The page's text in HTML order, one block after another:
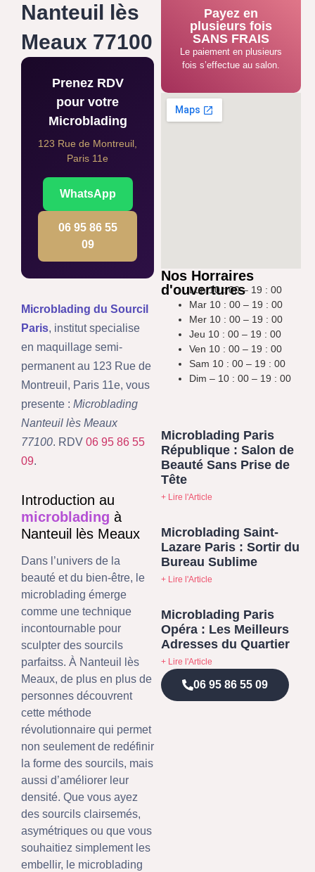
Nanteuil lès
Meaux 77100
Prenez RDV
pour votre
Microblading
123 Rue de Montreuil,
Paris 11e
WhatsApp
06 95 86 55
09
Microblading du Sourcil
Paris, institut specialise
en maquillage semi-
permanent au 123 Rue de
Montreuil, Paris 11e, vous
presente : Microblading
Nanteuil lès Meaux
77100. RDV 06 95 86 55
09.
Introduction au
microblading à
Nanteuil lès Meaux
Dans l’univers de la
beauté et du bien-être, le
microblading émerge
comme une technique
incontournable pour
sculpter des sourcils
parfaitss. À Nanteuil lès
Meaux, de plus en plus de
personnes découvrent
cette méthode
révolutionnaire qui permet
non seulement de redéfinir
la forme des sourcils, mais
aussi d’améliorer leur
densité. Que vous ayez
des sourcils clairsemés,
asymétriques ou que vous
souhaitiez simplement les
embellir, le microblading
Payez en
plusieurs fois
SANS FRAIS
Le paiement en plusieurs
fois s’effectue au salon.
Nos Horraires
d'ouvertures
Lun 10 : 00 – 19 : 00
Mar 10 : 00 – 19 : 00
Mer 10 : 00 – 19 : 00
Jeu 10 : 00 – 19 : 00
Ven 10 : 00 – 19 : 00
Sam 10 : 00 – 19 : 00
Dim – 10 : 00 – 19 : 00
Microblading Paris
République : Salon de
Beauté Sans Prise de
Tête
+ Lire l'Article
Microblading Saint-
Lazare Paris : Sortir du
Bureau Sublime
+ Lire l'Article
Microblading Paris
Opéra : Les Meilleurs
Adresses du Quartier
+ Lire l'Article
06 95 86 55 09